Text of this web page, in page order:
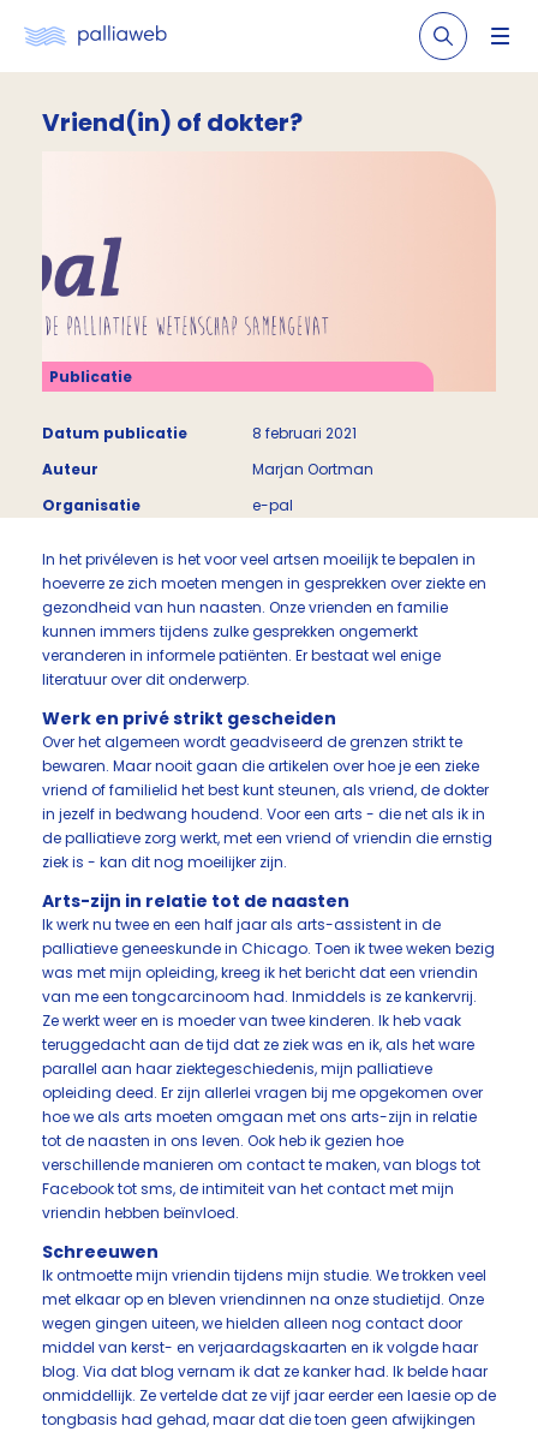
Vriend(in) of dokter?
Publicatie
Datum publicatie
8 februari 2021
Auteur
Marjan Oortman
Organisatie
e-pal
In het privéleven is het voor veel artsen moeilijk te bepalen in
hoeverre ze zich moeten mengen in gesprekken over ziekte en
gezondheid van hun naasten. Onze vrienden en familie
kunnen immers tijdens zulke gesprekken ongemerkt
veranderen in informele patiënten. Er bestaat wel enige
literatuur over dit onderwerp.
Werk en privé strikt gescheiden
Over het algemeen wordt geadviseerd de grenzen strikt te
bewaren. Maar nooit gaan die artikelen over hoe je een zieke
vriend of familielid het best kunt steunen, als vriend, de dokter
in jezelf in bedwang houdend. Voor een arts - die net als ik in
de palliatieve zorg werkt, met een vriend of vriendin die ernstig
ziek is - kan dit nog moeilijker zijn.
Arts-zijn in relatie tot de naasten
Ik werk nu twee en een half jaar als arts-assistent in de
palliatieve geneeskunde in Chicago. Toen ik twee weken bezig
was met mijn opleiding, kreeg ik het bericht dat een vriendin
van me een tongcarcinoom had. Inmiddels is ze kankervrij.
Ze werkt weer en is moeder van twee kinderen. Ik heb vaak
teruggedacht aan de tijd dat ze ziek was en ik, als het ware
parallel aan haar ziektegeschiedenis, mijn palliatieve
opleiding deed. Er zijn allerlei vragen bij me opgekomen over
hoe we als arts moeten omgaan met ons arts-zijn in relatie
tot de naasten in ons leven. Ook heb ik gezien hoe
verschillende manieren om contact te maken, van blogs tot
Facebook tot sms, de intimiteit van het contact met mijn
vriendin hebben beïnvloed.
Schreeuwen
Ik ontmoette mijn vriendin tijdens mijn studie. We trokken veel
met elkaar op en bleven vriendinnen na onze studietijd. Onze
wegen gingen uiteen, we hielden alleen nog contact door
middel van kerst- en verjaardagskaarten en ik volgde haar
blog. Via dat blog vernam ik dat ze kanker had. Ik belde haar
onmiddellijk. Ze vertelde dat ze vijf jaar eerder een laesie op de
tongbasis had gehad, maar dat die toen geen afwijkingen